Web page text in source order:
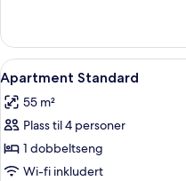
–
standard
Åpne
alle
bildene
av
Apartment
Standard
10
Apartment Standard
55 m²
Plass til 4 personer
1 dobbeltseng
Wi-fi inkludert